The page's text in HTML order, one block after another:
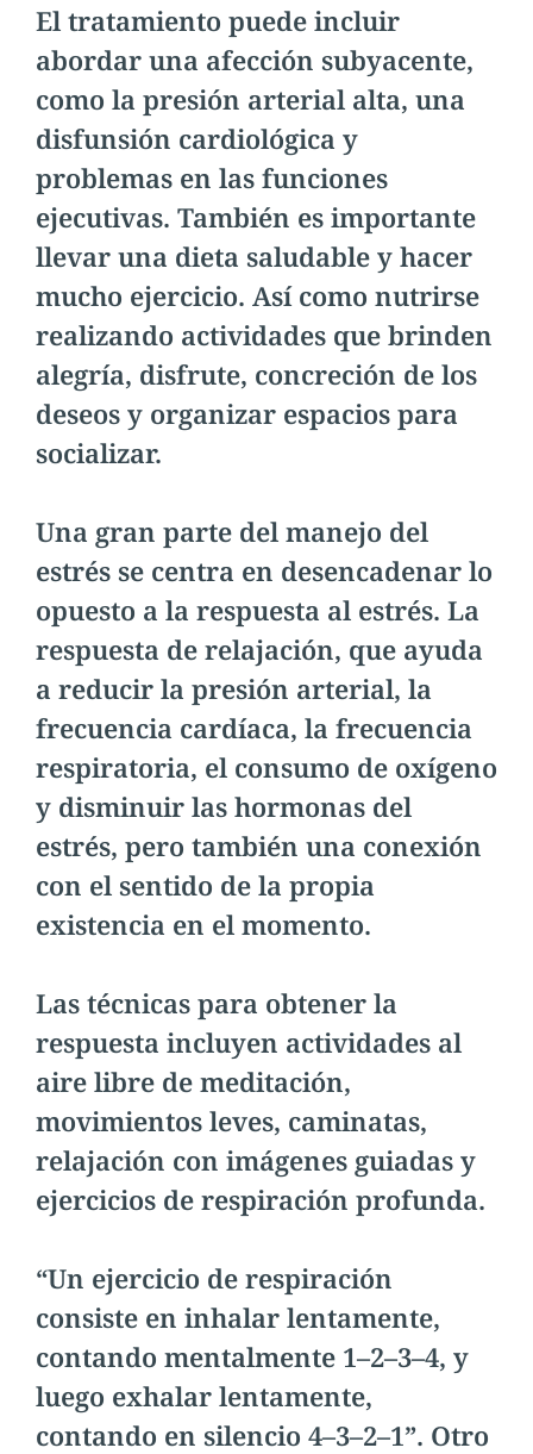
El tratamiento puede incluir
abordar una afección subyacente,
como la presión arterial alta, una
disfunsión cardiológica y
problemas en las funciones
ejecutivas. También es importante
llevar una dieta saludable y hacer
mucho ejercicio. Así como nutrirse
realizando actividades que brinden
alegría, disfrute, concreción de los
deseos y organizar espacios para
socializar.
Una gran parte del manejo del
estrés se centra en desencadenar lo
opuesto a la respuesta al estrés. La
respuesta de relajación, que ayuda
a reducir la presión arterial, la
frecuencia cardíaca, la frecuencia
respiratoria, el consumo de oxígeno
y disminuir las hormonas del
estrés, pero también una conexión
con el sentido de la propia
existencia en el momento.
Las técnicas para obtener la
respuesta incluyen actividades al
aire libre de meditación,
movimientos leves, caminatas,
relajación con imágenes guiadas y
ejercicios de respiración profunda.
“Un ejercicio de respiración
consiste en inhalar lentamente,
contando mentalmente 1–2–3–4, y
luego exhalar lentamente,
contando en silencio 4–3–2–1”. Otro